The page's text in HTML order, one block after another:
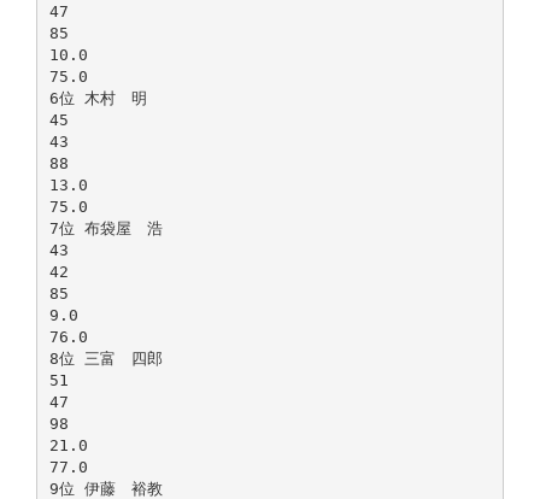
47
85
10.0
75.0
6位 木村 明
45
43
88
13.0
75.0
7位 布袋屋 浩
43
42
85
9.0
76.0
8位 三富 四郎
51
47
98
21.0
77.0
9位 伊藤 裕教